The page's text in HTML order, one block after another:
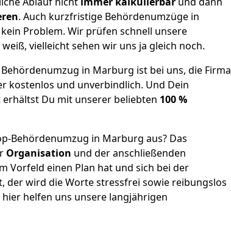
. Auch kurzfristige Behördenumzüge in
Problem. Wir prüfen schnell unsere
vielleicht sehen wir uns ja gleich noch.
in Marburg ist bei uns, die Firma
kostenlos und unverbindlich. Und Dein
Du mit unserer beliebten 100 %
Behördenumzug in Marburg aus? Das
Organisation und der anschließenden
Vorfeld einen Plan hat und sich bei der
der wird die Worte stressfrei sowie reibungslos
helfen uns unsere langjährigen